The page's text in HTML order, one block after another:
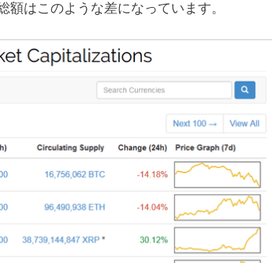
はこのような差になっています。